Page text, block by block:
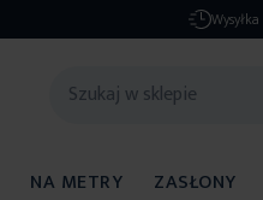
Wysyłka
NA METRY ZASŁONY